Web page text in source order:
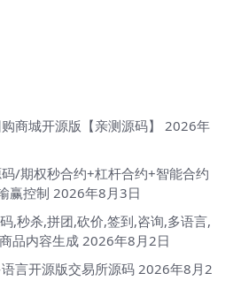
商城开源版【亲测源码】
2026年
/期权秒合约+杠杆合约+智能合约
赢控制 2026年8月3日
,秒杀,拼团,砍价,签到,咨询,多语言,
品内容生成 2026年8月2日
言开源版交易所源码 2026年8月2